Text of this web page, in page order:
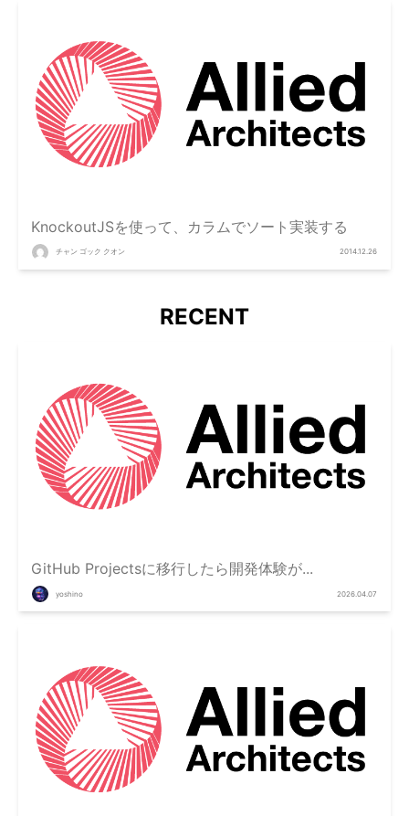
KnockoutJSを使って、カラムでソート実装する
チャン ゴック クオン 2014.12.26
RECENT
GitHub Projectsに移行したら開発体験が...
yoshino 2026.04.07